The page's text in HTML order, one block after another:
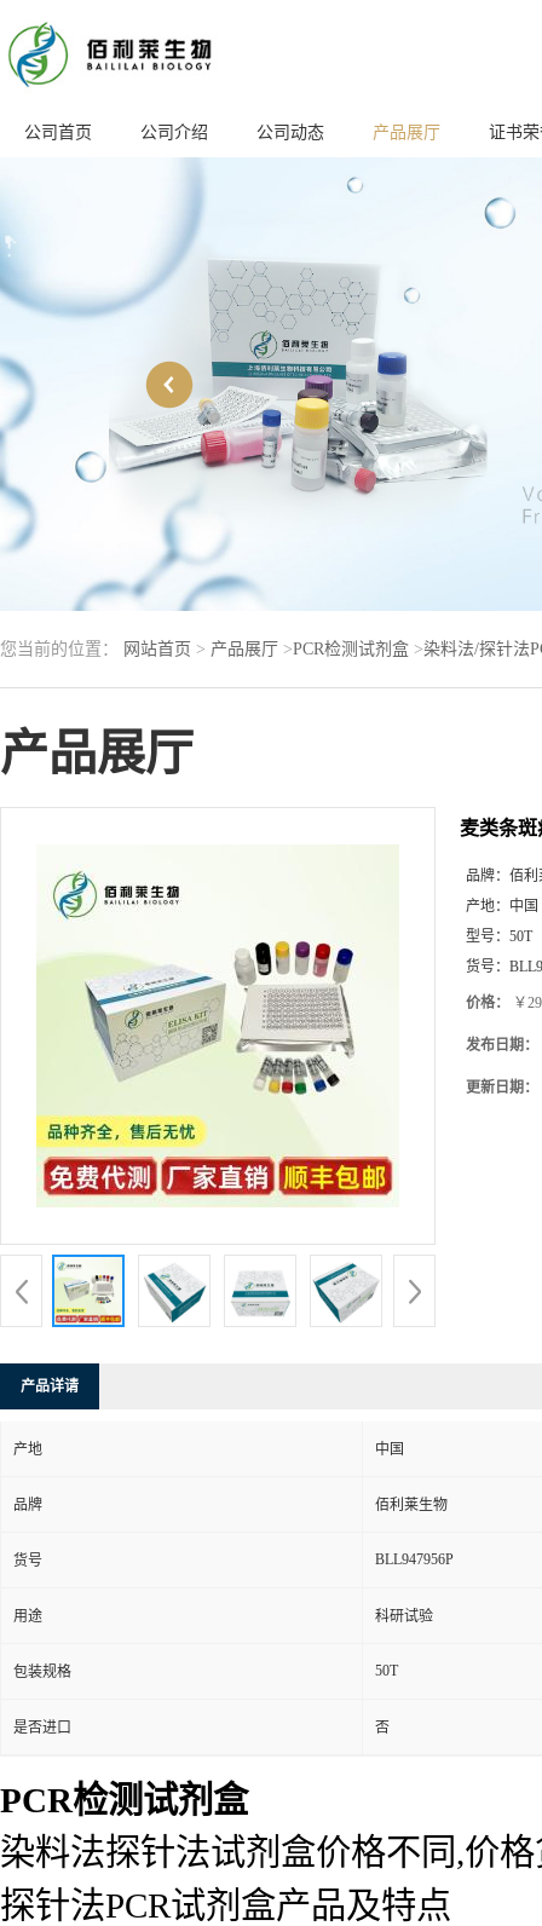
公司首页 公司介绍 公司动态 产品展厅 证书
您当前的位置： 网站首页 > 产品展厅 >PCR检测试剂盒 >染料法/探针法
产品展厅
麦类条
品牌： 佰利
产地： 中国
型号： 50T
货号：
价格： ￥
发布日期：
更新日期：
产品详请
产地 中国
品牌 佰利莱生物
货号 BLL947956P
用途 科研试验
包装规格 50T
是否进口 否
PCR检测试剂盒
染料法探针法试剂盒价格不同,价
探针法PCR试剂盒产品及特点